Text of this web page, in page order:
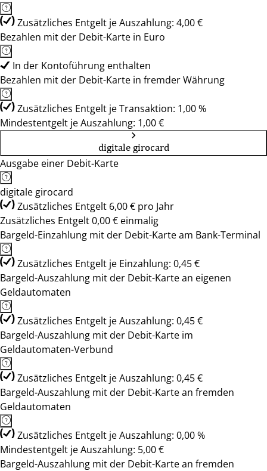
Zusätzliches Entgelt je Auszahlung: 4,00 €
Bezahlen mit der Debit-Karte in Euro
In der Kontoführung enthalten
Bezahlen mit der Debit-Karte in fremder Währung
Zusätzliches Entgelt je Transaktion: 1,00 %
Mindestentgelt je Auszahlung: 1,00 €
digitale girocard
Ausgabe einer Debit-Karte
digitale girocard
Zusätzliches Entgelt 6,00 € pro Jahr
Zusätzliches Entgelt 0,00 € einmalig
Bargeld-Einzahlung mit der Debit-Karte am Bank-Terminal
Zusätzliches Entgelt je Einzahlung: 0,45 €
Bargeld-Auszahlung mit der Debit-Karte an eigenen
Geldautomaten
Zusätzliches Entgelt je Auszahlung: 0,45 €
Bargeld-Auszahlung mit der Debit-Karte im
Geldautomaten-Verbund
Zusätzliches Entgelt je Auszahlung: 0,45 €
Bargeld-Auszahlung mit der Debit-Karte an fremden
Geldautomaten
Zusätzliches Entgelt je Auszahlung: 0,00 %
Mindestentgelt je Auszahlung: 5,00 €
Bargeld-Auszahlung mit der Debit-Karte an fremden